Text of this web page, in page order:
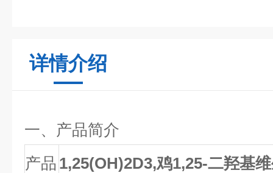
详情介绍
一、产品简介
产品 1,25(OH)2D3,鸡1,25-二羟基